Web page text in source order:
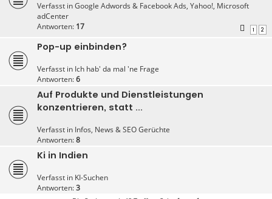
Verfasst inGoogle Adwords & Facebook Ads, Yahoo!, Microsoft
adCenter
Antworten: 17 1 2
Pop-up einbinden?
Verfasst in Ich hab' da mal 'ne Frage
Antworten:6
Auf Produkte und Dienstleistungen
konzentrieren, statt ...
Verfasst in Infos, News & SEO Gerüchte
Antworten:8
Ki in Indien
Verfasst in KI-Suchen
Antworten:3